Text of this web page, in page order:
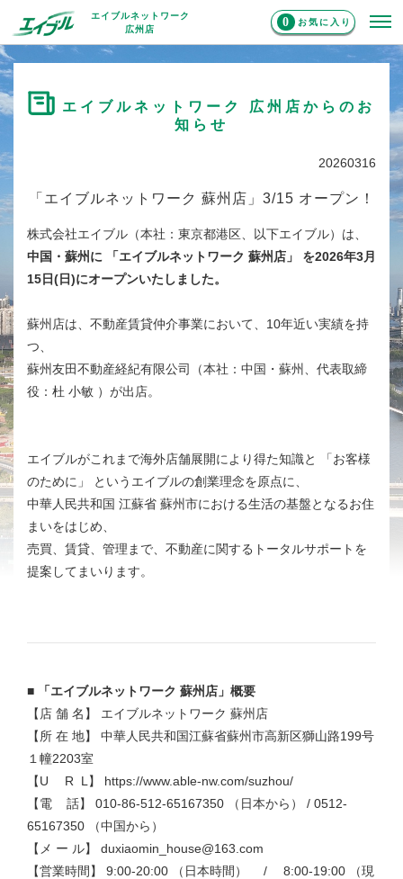
エイブルネットワーク
広州店
0 お気に入り
エイブルネットワーク 広州店からのお
知らせ
20260316
「エイブルネットワーク 蘇州店」3/15 オープン！
株式会社エイブル（本社：東京都港区、以下エイブル）は、
中国・蘇州に 「エイブルネットワーク 蘇州店」 を2026年3月
15日(日)にオープンいたしました。
蘇州店は、不動産賃貸仲介事業において、10年近い実績を持
つ、
蘇州友田不動産経紀有限公司（本社：中国・蘇州、代表取締
役：杜 小敏 ）が出店。
エイブルがこれまで海外店舗展開により得た知識と 「お客様
のために」 というエイブルの創業理念を原点に、
中華人民共和国 江蘇省 蘇州市における生活の基盤となるお住
まいをはじめ、
売買、賃貸、管理まで、不動産に関するトータルサポートを
提案してまいります。
■ 「エイブルネットワーク 蘇州店」概要
【店 舗 名】
エイブルネットワーク 蘇州店
【所 在 地】
中華人民共和国江蘇省蘇州市高新区獅山路199号
１幢2203室
【U R L】
https://www.able-nw.com/suzhou/
【電 話】 010-86-512-65167350 （日本から） / 0512-
65167350 （中国から）
【メ ー ル】
duxiaomin_house@163.com
【営業時間】
9:00-20:00 （日本時間） / 8:00-19:00 （現